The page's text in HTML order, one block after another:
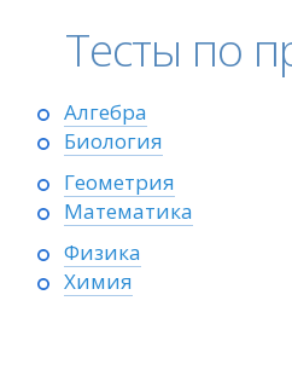
Тесты по
Алгебра
Биология
Геометрия
Математика
Физика
Химия